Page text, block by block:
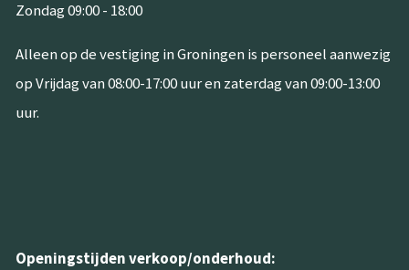
Zondag 09:00 - 18:00
Alleen op de vestiging in Groningen is personeel aanwezig
op Vrijdag van 08:00-17:00 uur en zaterdag van 09:00-13:00
uur.
Openingstijden verkoop/onderhoud: